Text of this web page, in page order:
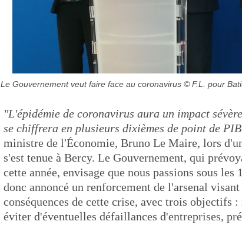
Le Gouvernement veut faire face au coronavirus © F.L. pour
"L'épidémie de coronavirus aura un impact
se chiffrera en plusieurs dixièmes de point de
ministre de l'Économie, Bruno Le Maire, lors
s'est tenue à Bercy. Le Gouvernement, qui
cette année, envisage que nous passions sous
donc annoncé un renforcement de l'arsenal
conséquences de cette crise, avec trois objectifs
éviter d'éventuelles défaillances d'entreprises,